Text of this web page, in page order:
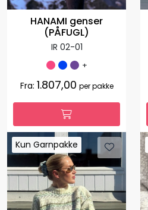
HANAMI genser
(PÅFUGL)
IR 02-01
+
Fra: 1.807,00 per pakke
Kun Garnpakke
Kun Garnpakke